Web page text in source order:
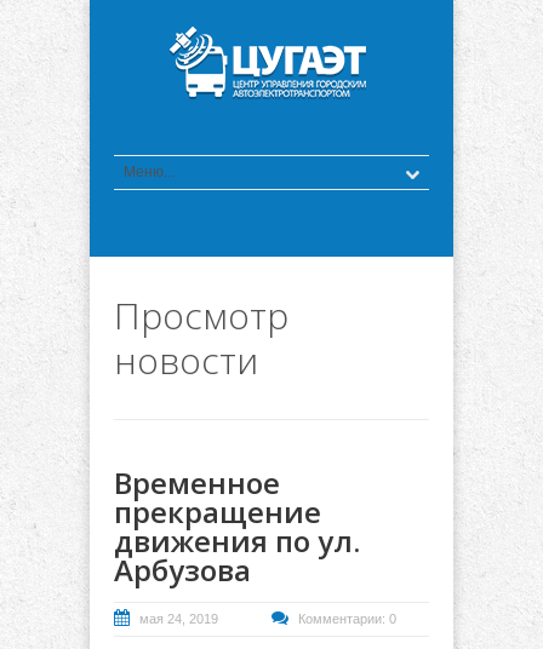
Просмотр
новости
Временное
прекращение
движения по ул.
Арбузова
мая 24, 2019 Комментарии: 0